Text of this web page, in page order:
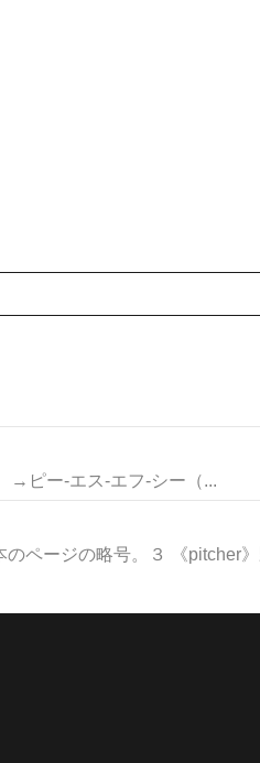
→ピー‐エス‐エフ‐シー（...
ページの略号。３ 《pitcher